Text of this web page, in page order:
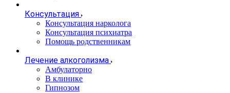
Консультация
Консультация нарколога
Консультация психиатра
Помощь родственникам
Лечение алкоголизма
Амбулаторно
В клинике
Гипнозом